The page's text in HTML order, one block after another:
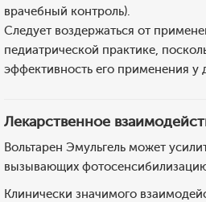
врачебный контроль).
Следует воздержаться от
педиатрической практике,
эффективность его применения у
Лекарственное
Вольтарен Эмульгель может
вызывающих
Клинически значимого